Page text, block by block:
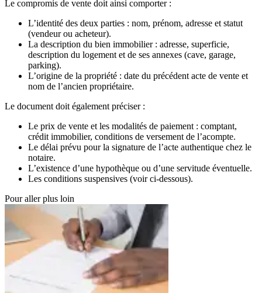
Le compromis de vente doit ainsi comporter :
L’identité des deux parties : nom, prénom, adresse et statut
(vendeur ou acheteur).
La description du bien immobilier : adresse, superficie,
description du logement et de ses annexes (cave, garage,
parking).
L’origine de la propriété : date du précédent acte de vente et
nom de l’ancien propriétaire.
Le document doit également préciser :
Le prix de vente et les modalités de paiement : comptant,
crédit immobilier, conditions de versement de l’acompte.
Le délai prévu pour la signature de l’acte authentique chez le
notaire.
L’existence d’une hypothèque ou d’une servitude éventuelle.
Les conditions suspensives (voir ci-dessous).
Pour aller plus loin